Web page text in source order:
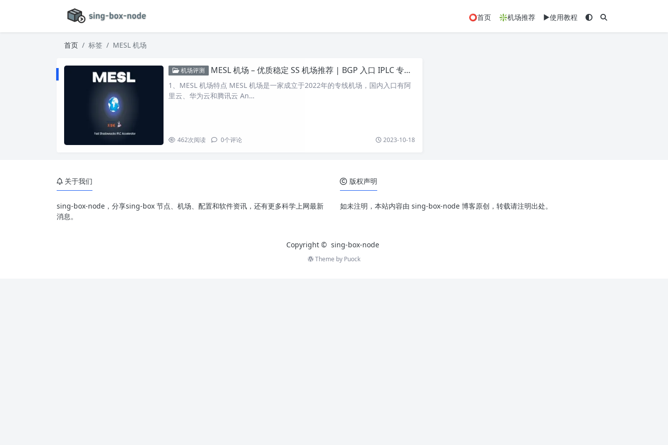
⭕首页 ❇️机场推荐 ▶️使用教程
首页 标签 MESL 机场
机场评测 MESL 机场 – 优质稳定 SS 机场推荐 | BGP 入口 IPLC 专线机场
1、MESL 机场特点 MESL 机场是一家成立于2022年的专线机场，国内入口有阿
里云、华为云和腾讯云 An…
462次阅读 0个评论 2023-10-18
关于我们
sing-box-node，分享sing-box 节点、机场、配置和软件资讯，还有更多科学上网最新
消息。
版权声明
如未注明，本站内容由 sing-box-node 博客原创，转载请注明出处。
Copyright © sing-box-node
Theme by Puock